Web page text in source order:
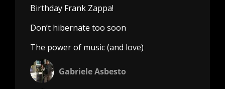
Birthday Frank Zappa!
Don’t hibernate too soon
The power of music (and love)
Gabriele Asbesto